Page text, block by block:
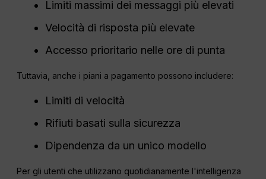
Limiti massimi dei messaggi più elevati
Velocità di risposta più elevate
Accesso prioritario nelle ore di punta
Tuttavia, anche i piani a pagamento possono includere:
Limiti di velocità
Rifiuti basati sulla sicurezza
Dipendenza da un unico modello
Per gli utenti che utilizzano quotidianamente l'intelligenza